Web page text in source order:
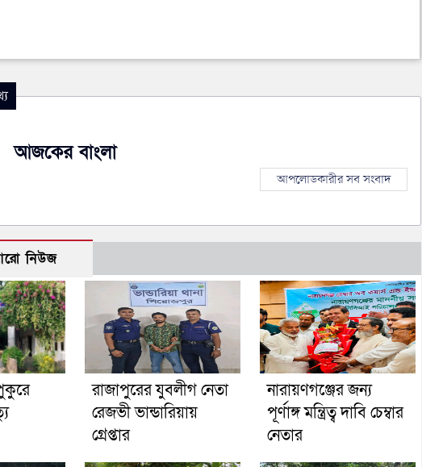
আজকের বাংলা
আপলোডকারীর সব সংবাদ
নিউজ
রাজাপুরের যুবলীগ নেতা
রেজভী ভান্ডারিয়ায়
গ্রেপ্তার
নারায়ণগঞ্জের জন্য
পূর্ণাঙ্গ মন্ত্রিত্ব দাবি চেম্বার
নেতার